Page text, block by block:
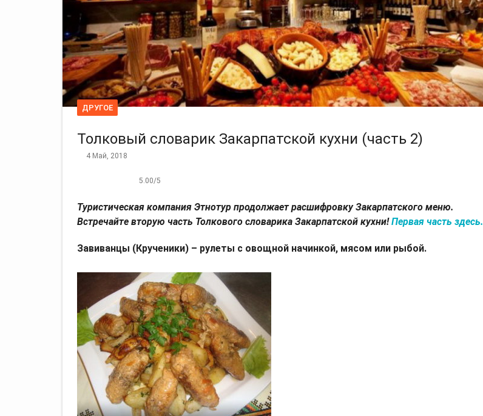
ДРУГОЕ
Толковый словарик Закарпатской кухни (часть 2)
4 Май, 2018
5.00/5
Туристическая компания Этнотур продолжает расшифровку Закарпатского меню.
Встречайте вторую часть Толкового словарика Закарпатской кухни!Первая часть здесь.
Завиванцы (Крученики) – рулеты с овощной начинкой, мясом или рыбой.